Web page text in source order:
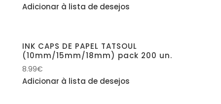
Adicionar à lista de desejos
INK CAPS DE PAPEL TATSOUL
(10mm/15mm/18mm) pack 200 un.
8.99€
Adicionar à lista de desejos